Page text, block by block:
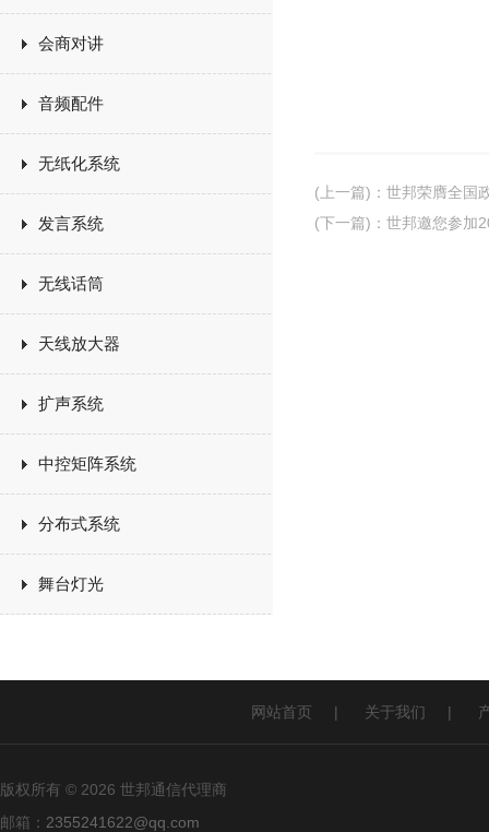
会商对讲
音频配件
无纸化系统
发言系统
无线话筒
天线放大器
扩声系统
中控矩阵系统
分布式系统
舞台灯光
(上一篇) ： 世邦荣膺全国
(下一篇) ： 世邦邀您参加
网站首页 | 关于我们 |
版权所有 © 2026 世邦通信代理商
邮箱： 2355241622@qq.com